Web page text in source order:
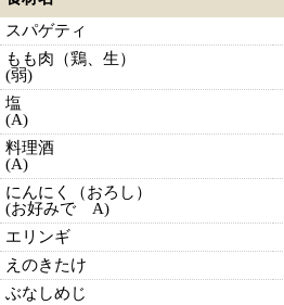
スパゲティ
もも肉（鶏、生）
(弱)
塩
(A)
料理酒
(A)
にんにく（おろし）
(お好みで A)
エリンギ
えのきたけ
ぶなしめじ